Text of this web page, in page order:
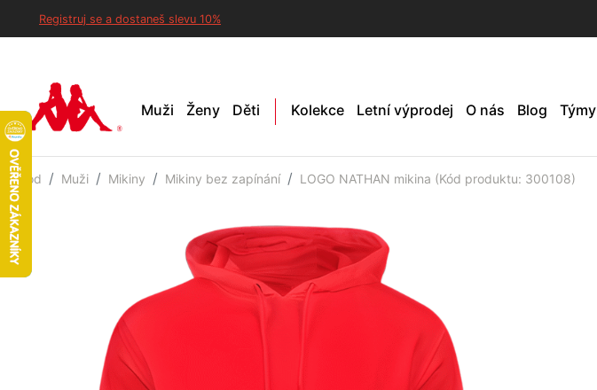
Registruj se a dostaneš slevu 10%
Muži Ženy Děti Kolekce Letní výprodej O nás Blog Týmy
Úvod Muži Mikiny Mikiny bez zapínání LOGO NATHAN mikina (Kód produktu: 300108)